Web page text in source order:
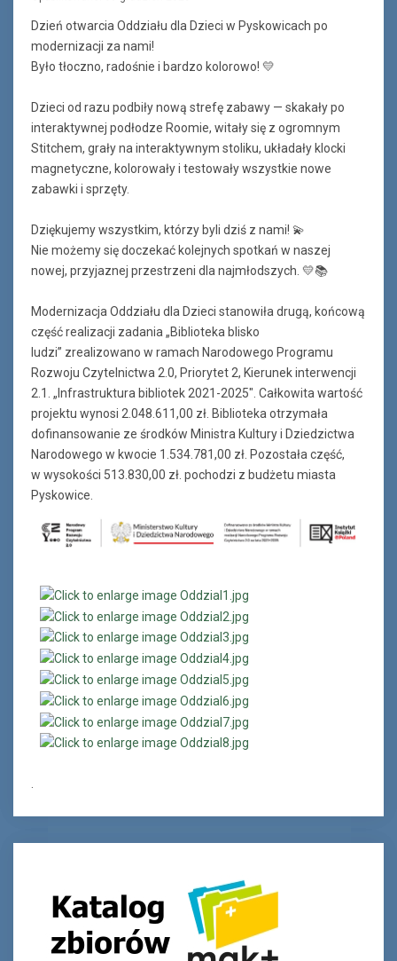
Dzień otwarcia Oddziału dla Dzieci w Pyskowicach po
modernizacji za nami!
Było tłoczno, radośnie i bardzo kolorowo! 💛
Dzieci od razu podbiły nową strefę zabawy — skakały po
interaktywnej podłodze Roomie, witały się z ogromnym
Stitchem, grały na interaktywnym stoliku, układały klocki
magnetyczne, kolorowały i testowały wszystkie nowe
zabawki i sprzęty.
Dziękujemy wszystkim, którzy byli dziś z nami! 💫
Nie możemy się doczekać kolejnych spotkań w naszej
nowej, przyjaznej przestrzeni dla najmłodszych. 💛📚
Modernizacja Oddziału dla Dzieci stanowiła drugą, końcową
część realizacji zadania „Biblioteka blisko
ludzi” zrealizowano w ramach Narodowego Programu
Rozwoju Czytelnictwa 2.0, Priorytet 2, Kierunek interwencji
2.1. „Infrastruktura bibliotek 2021-2025". Całkowita wartość
projektu wynosi 2.048.611,00 zł. Biblioteka otrzymała
dofinansowanie ze środków Ministra Kultury i Dziedzictwa
Narodowego w kwocie 1.534.781,00 zł. Pozostała część,
w wysokości 513.830,00 zł. pochodzi z budżetu miasta
Pyskowice.
.